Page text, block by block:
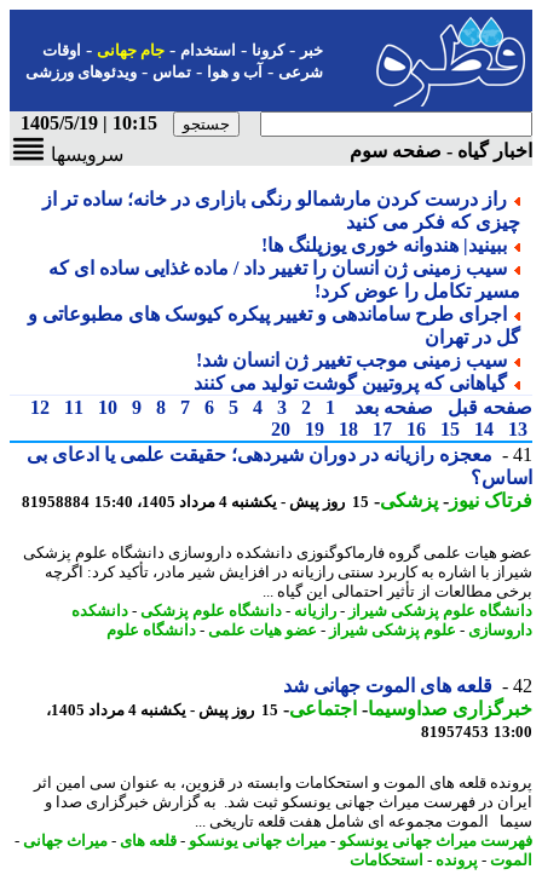
-کرونا-استخدام- جام جهانی-اوقات
شرعی-آب و هوا-تماس-ویدئوهای ورزشی
10:15 | 1405/5/19
گیاه - صفحه سوم
سرویسها
راز درست کردن مارشمالو رنگی بازاری در خانه؛ ساده تر از
که فکر می کنید
ببینید| هندوانه خوری یوزپلنگ ها!
سیب زمینی ژن انسان را تغییر داد / ماده غذایی ساده ای که
تکامل را عوض کرد!
اجرای طرح ساماندهی و تغییر پیکره کیوسک های مطبوعاتی و
در تهران
سیب زمینی موجب تغییر ژن انسان شد!
گیاهانی که پروتیین گوشت تولید می کنند
قبل صفحه بعد 1
2
3
4
5
6
7
8
9
10
11
12
14
15
16
17
18
19
20
معجزه رازیانه در دوران شیردهی؛ حقیقت علمی یا ادعای بی
نیوز-پزشکی-15 روز پیش - یکشنبه 4 مرداد 1405، 15:40 81958884
هیات علمی گروه فارماکوگنوزی دانشکده داروسازی دانشگاه علوم پزشکی
با اشاره به کاربرد سنتی رازیانه در افزایش شیر مادر، تأکید کرد: اگرچه
مطالعات از تأثیر احتمالی این گیاه ...
علوم پزشکی شیراز- رازیانه-دانشگاه علوم پزشکی-دانشکده
- علوم پزشکی شیراز- عضو هیات علمی-دانشگاه علوم
قلعه های الموت جهانی شد
صداوسیما-اجتماعی-
15 روز پیش - یکشنبه 4 مرداد 1405،
81957453
قلعه های الموت و استحکامات وابسته در قزوین، به عنوان سی امین اثر
در فهرست میراث جهانی یونسکو ثبت شد. به گزارش خبرگزاری صدا و
الموت مجموعه ای شامل هفت قلعه تاریخی ...
میراث جهانی یونسکو-میراث جهانی یونسکو-قلعه های -میراث جهانی-
-پرونده -استحکامات